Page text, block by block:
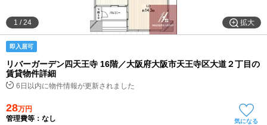
物件特集から
不動産会社から
拡大
1 /24
即入居可
リバーガーデン四天王寺 16階／大阪府大阪市天王寺区大道２丁目の
賃貸物件詳細
6日以内に物件情報が更新されました
28万円
管理費等：なし
気になる